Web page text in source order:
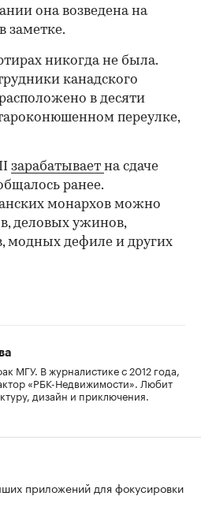
она возведена на
заметке.
никогда не была.
канадского
в десяти
переулке,
зарабатывает на сдаче
ранее.
монархов можно
деловых ужинов,
модных дефиле и других
МГУ. В журналистике с 2012 года,
«РБК-Недвижимости». Любит
дизайн и приключения.
приложений для фокусировки